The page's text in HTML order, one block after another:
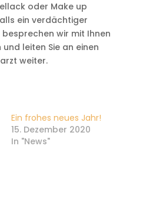
oder Make up
ein verdächtiger
wir mit Ihnen
leiten Sie an einen
weiter.
Ein frohes neues Jahr!
15. Dezember 2020
In "News"